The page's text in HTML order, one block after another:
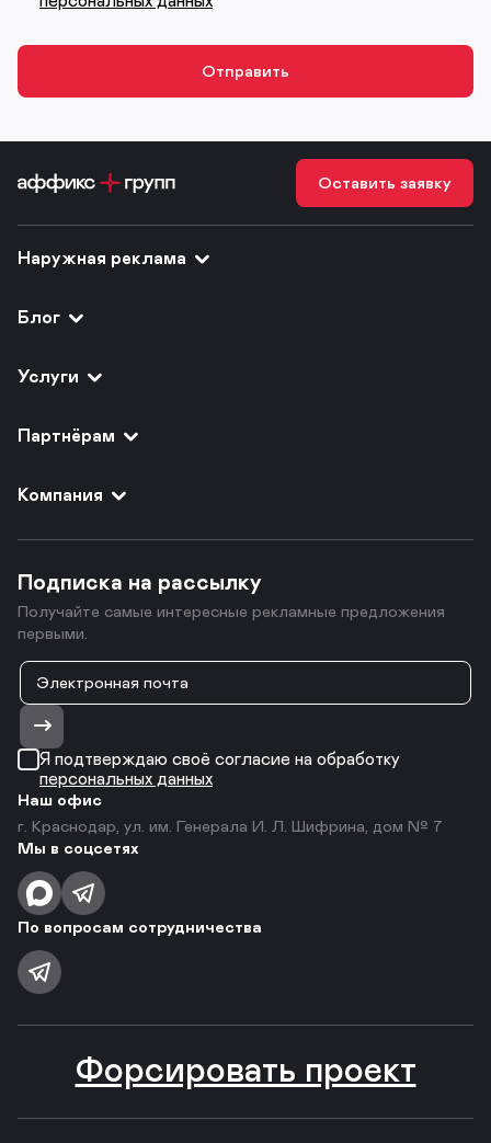
Оставить заявку
Наружная реклама
Блог
Услуги
Партнёрам
Компания
Подписка на рассылку
Получайте самые интересные рекламные предложения
первыми.
Я подтверждаю своё согласие на обработку
персональных данных
Наш офис
г. Краснодар, ул. им. Генерала И. Л. Шифрина, дом № 7
Мы в соцсетях
По вопросам сотрудничества
Форсировать проект